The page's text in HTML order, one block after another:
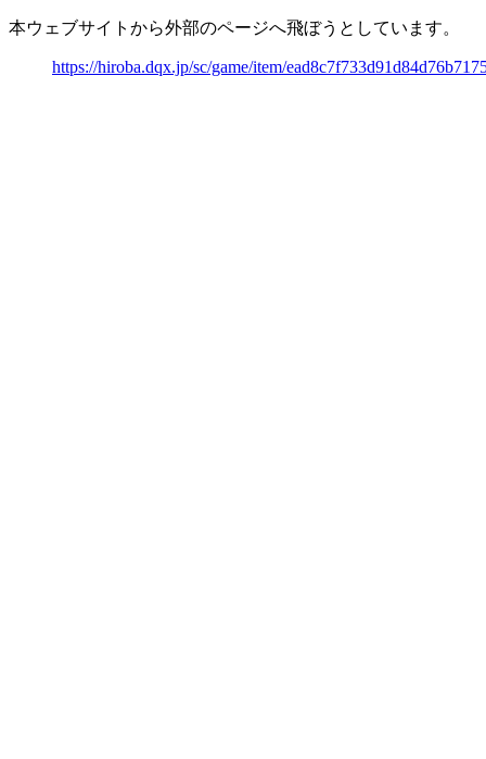
本ウェブサイトから外部のページへ飛ぼうとしています。
https://hiroba.dqx.jp/sc/game/item/